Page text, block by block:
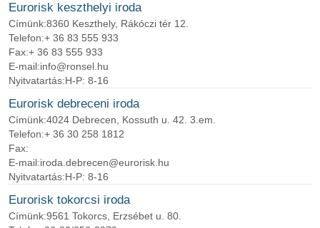
Eurorisk keszthelyi iroda
Címünk:8360 Keszthely, Rákóczi tér 12.
Telefon:+ 36 83 555 933
Fax:+ 36 83 555 933
E-mail:info@ronsel.hu
Nyitvatartás:H-P: 8-16
Eurorisk debreceni iroda
Címünk:4024 Debrecen, Kossuth u. 42. 3.em.
Telefon:+ 36 30 258 1812
Fax:
E-mail:iroda.debrecen@eurorisk.hu
Nyitvatartás:H-P: 8-16
Eurorisk tokorcsi iroda
Címünk:9561 Tokorcs, Erzsébet u. 80.